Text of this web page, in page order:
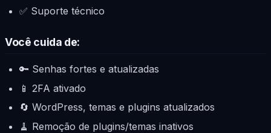
✅ Suporte técnico
Você cuida de:
🔑 Senhas fortes e atualizadas
📱 2FA ativado
🔄 WordPress, temas e plugins atualizados
🧹 Remoção de plugins/temas inativos